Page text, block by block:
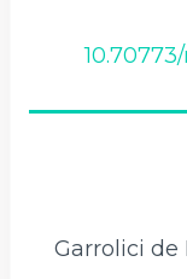
Garrolici de